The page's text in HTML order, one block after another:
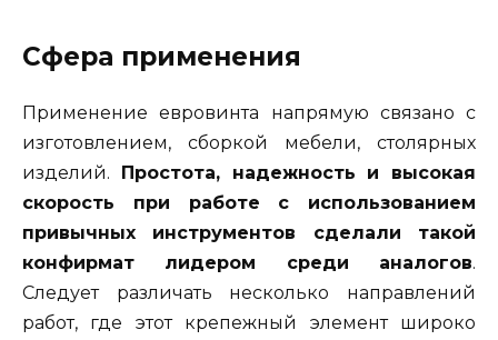
Сфера применения
Применение евровинта напрямую связано с
изготовлением, сборкой мебели, столярных
изделий. Простота, надежность и высокая
скорость при работе с использованием
привычных инструментов сделали такой
конфирмат лидером среди аналогов.
Следует различать несколько направлений
работ, где этот крепежный элемент широко